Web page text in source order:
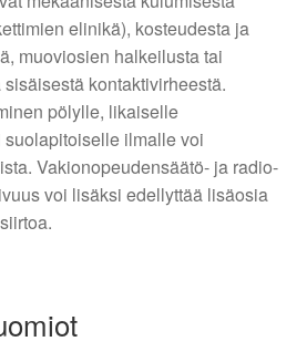
elinikä), kosteudesta ja
muoviosien halkeilusta tai
kontaktivirheestä.
pölylle, likaiselle
ilmalle voi
Vakionopeudensäätö- ja radio-
voi lisäksi edellyttää lisäosia